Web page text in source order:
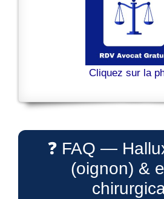
Cliquez sur la
❓ FAQ —
(oignon) &